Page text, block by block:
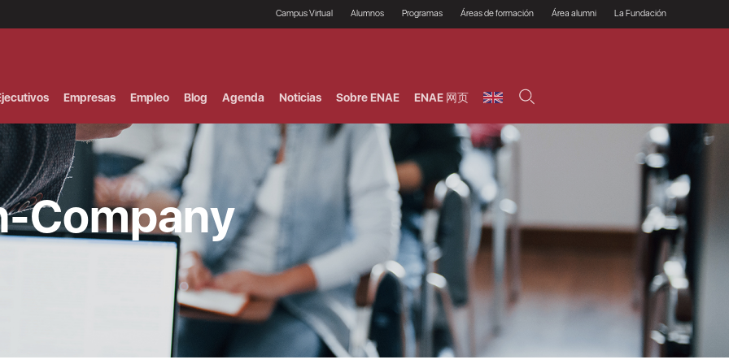
Campus Virtual Alumnos
Prácticas en empresas
Proceso de admisión
Financiación, Becas y
Bonificación
Financiación estudios
Imagin LaCaixa
Préstamo Imagina
estudios Caja Rural
Programas
Programas Ejecutivos
Profesionales (Online)
Áreas de formación
Riesgos
HHDD
Agronegocios
Ventas
Dirección / Gestión /
Administración de
empresas
Finanzas
Operaciones
Área alumni La Fundación
Empresas Empleo Blog Agenda Noticias Sobre ENAE ENAE 网页
Company